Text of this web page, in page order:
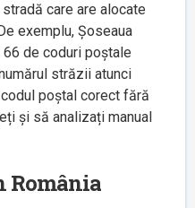
care are alocate
exemplu, Șoseaua
de coduri poștale
străzii atunci
poștal corect fără
și să analizați manual
România